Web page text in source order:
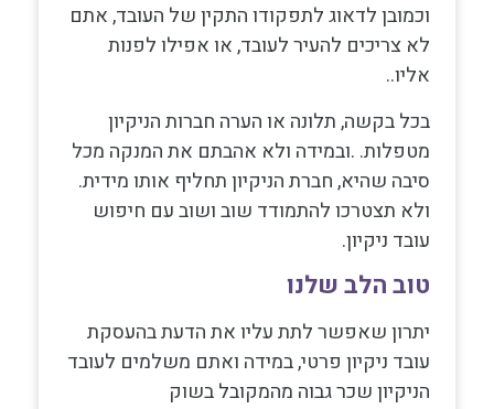
וכמובן לדאוג לתפקודו התקין של העובד, אתם
לא צריכים להעיר לעובד, או אפילו לפנות
אליו..
בכל בקשה, תלונה או הערה חברות הניקיון
מטפלות. .ובמידה ולא אהבתם את המנקה מכל
סיבה שהיא, חברת הניקיון תחליף אותו מידית.
ולא תצטרכו להתמודד שוב ושוב עם חיפוש
עובד ניקיון.
טוב הלב שלנו
יתרון שאפשר לתת עליו את הדעת בהעסקת
עובד ניקיון פרטי, במידה ואתם משלמים לעובד
הניקיון שכר גבוה מהמקובל בשוק